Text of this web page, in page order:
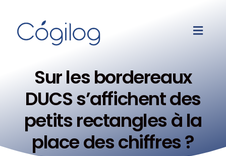
Sur les bordereaux
DUCS s’affichent des
petits rectangles à la
place des chiffres ?